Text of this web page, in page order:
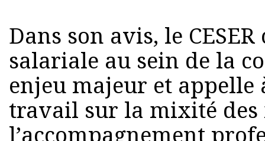
Dans son avis, le
salariale au sein de la
enjeu majeur et
travail sur la mixité des
l’accompagnement